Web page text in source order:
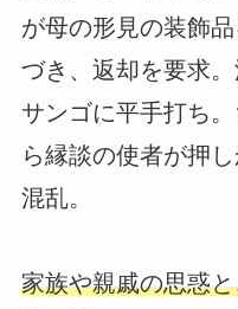
が母の形見の装飾
づき、返却を要求
サンゴに平手打ち
ら縁談の使者が押
混乱。
家族や親戚の思惑